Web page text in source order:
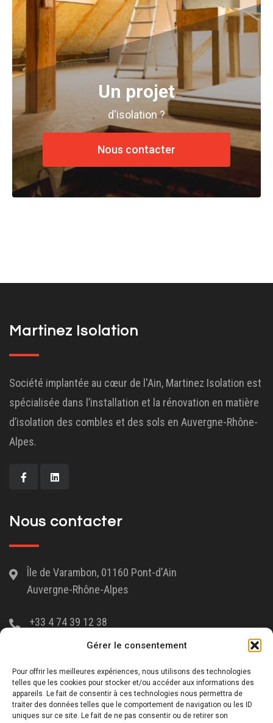
Gérer le consentement
Pour offrir les meilleures expériences, nous utilisons des technologies
telles que les cookies pour stocker et/ou accéder aux informations des
appareils. Le fait de consentir à ces technologies nous permettra de
traiter des données telles que le comportement de navigation ou les ID
uniques sur ce site. Le fait de ne pas consentir ou de retirer son
Un projet
d'isolation ?
Nous contacter
Martinez Isolation
Société implantée au cœur de l'Ain, Martinez Isolation est
spécialisée dans l’installation et la rénovation en matière
d’isolation des combles et des sols en Auvergne-Rhône-
Alpes.
Nous contacter
Île de Varambon, 01160 Pont-d'Ain
Auvergne-Rhône-Alpes
+33 4 74 39 12 38
Nous rejoindre